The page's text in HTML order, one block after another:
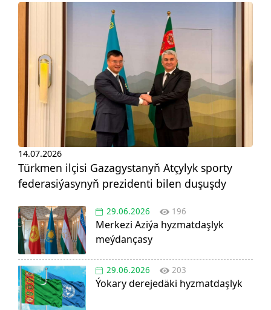
14.07.2026
Türkmen ilçisi Gazagystanyň Atçylyk sporty
federasiýasynyň prezidenti bilen duşuşdy
29.06.2026 196
Merkezi Aziýa hyzmatdaşlyk
meýdançasy
29.06.2026 203
Ýokary derejedäki hyzmatdaşlyk